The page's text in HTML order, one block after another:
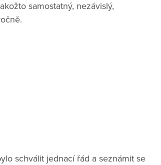
samostatný, nezávislý,
schválit jednací řád a seznámit se